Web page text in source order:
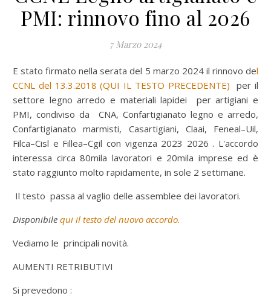
PMI: rinnovo fino al 2026
7 Marzo 2024
E stato firmato nella serata del 5 marzo 2024 il rinnovo del
CCNL del 13.3.2018 (QUI IL TESTO PRECEDENTE) per il
settore legno arredo e materiali lapidei per artigiani e
PMI, condiviso da CNA, Confartigianato legno e arredo,
Confartigianato marmisti, Casartigiani, Claai, Feneal–Uil,
Filca–Cisl e Fillea–Cgil con vigenza 2023 2026 . L'accordo
interessa circa 80mila lavoratori e 20mila imprese ed è
stato raggiunto molto rapidamente, in sole 2 settimane.
Il testo passa al vaglio delle assemblee dei lavoratori.
Disponibile qui il testo del nuovo accordo.
Vediamo le principali novità.
AUMENTI RETRIBUTIVI
Si prevedono :